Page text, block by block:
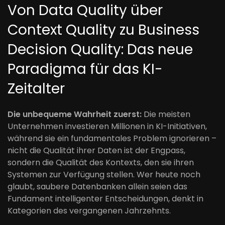
Von Data Quality über
Context Quality zu Business
Decision Quality: Das neue
Paradigma für das KI-
Zeitalter
Die unbequeme Wahrheit zuerst: Die meisten
Unternehmen investieren Millionen in KI-Initiativen,
während sie ein fundamentales Problem ignorieren –
nicht die Qualität ihrer Daten ist der Engpass,
sondern die Qualität des Kontexts, den sie ihren
Systemen zur Verfügung stellen. Wer heute noch
glaubt, saubere Datenbanken allein seien das
Fundament intelligenter Entscheidungen, denkt in
Kategorien des vergangenen Jahrzehnts.